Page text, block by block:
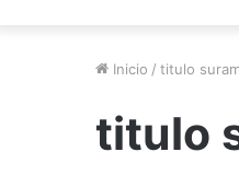
Inicio / titulo
titulo